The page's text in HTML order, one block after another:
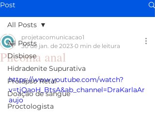
Post
All Posts
Disbiose
Hidradenite Supurativa
Prolapso Retal
Doação de sangue
Proctologista
All Posts
Plicoma anal
projetacomunicacao1
30 de jan. de 2023 0 min de leitura
https://www.youtube.com/watch?
v=tjQaoH_BtsA&ab_channel=DraKarlaAr
aujo